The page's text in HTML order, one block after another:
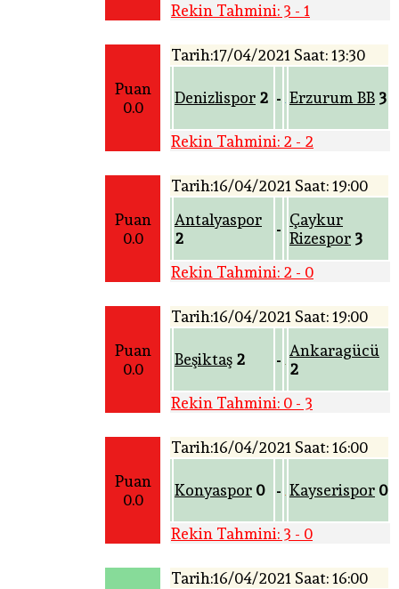
Rekin Tahmini: 3 - 1
Puan
0.0
Tarih:17/04/2021 Saat: 13:30
Denizlispor 2 - Erzurum BB 3
Rekin Tahmini: 2 - 2
Puan
0.0
Tarih:16/04/2021 Saat: 19:00
Antalyaspor
2
- Çaykur
Rizespor 3
Rekin Tahmini: 2 - 0
Puan
0.0
Tarih:16/04/2021 Saat: 19:00
Beşiktaş 2 - Ankaragücü
2
Rekin Tahmini: 0 - 3
Puan
0.0
Tarih:16/04/2021 Saat: 16:00
Konyaspor 0 - Kayserispor 0
Rekin Tahmini: 3 - 0
Tarih:16/04/2021 Saat: 16:00